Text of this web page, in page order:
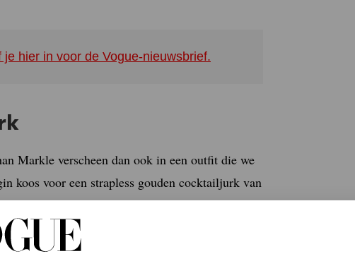
hier in voor de Vogue-nieuwsbrief.
Markle verscheen dan ook in een outfit die we
koos voor een strapless gouden cocktailjurk van
J. Crew, Tom Ford-hakken en een bijpassende
een zijwaarts, golvend kapsel en